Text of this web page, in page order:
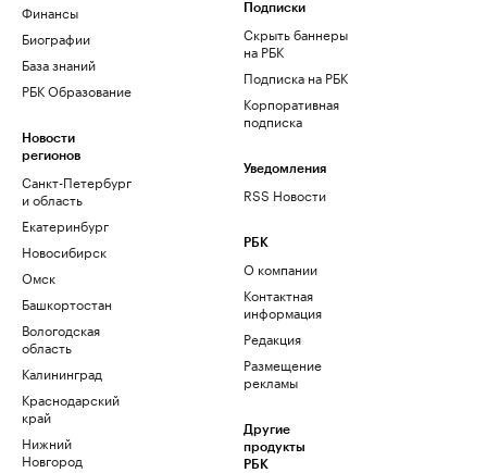
Финансы
Биографии
База знаний
РБК Образование
Новости
регионов
Санкт-Петербург
и область
Екатеринбург
Новосибирск
Омск
Башкортостан
Вологодская
область
Калининград
Краснодарский
край
Нижний
Новгород
Подписки
Скрыть баннеры
на РБК
Подписка на РБК
Корпоративная
подписка
Уведомления
RSS Новости
РБК
О компании
Контактная
информация
Редакция
Размещение
рекламы
Другие
продукты
РБК